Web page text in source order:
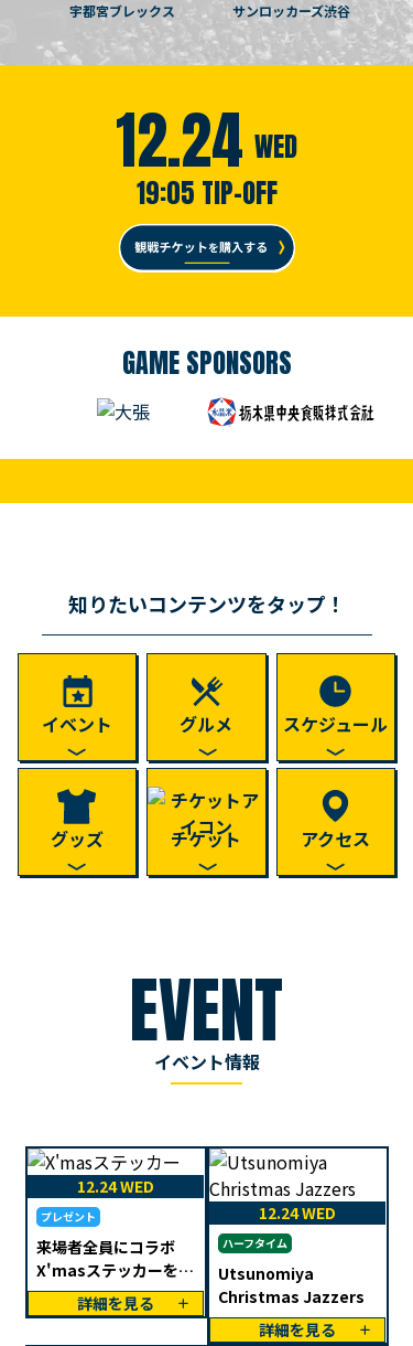
宇都宮ブレックス サンロッカーズ渋谷
12.24 WED
19:05 TIP-OFF
GAME SPONSORS
知りたいコンテンツをタップ！
イベント グルメ スケジュール
グッズ チケット アクセス
EVENT
イベント情報
12.24 WED
プレゼント
来場者全員にコラボ
X'masステッカーをプ
レゼント詳細を見る
12.24 WED
ハーフタイム
Utsunomiya
Christmas Jazzers
詳細を見る